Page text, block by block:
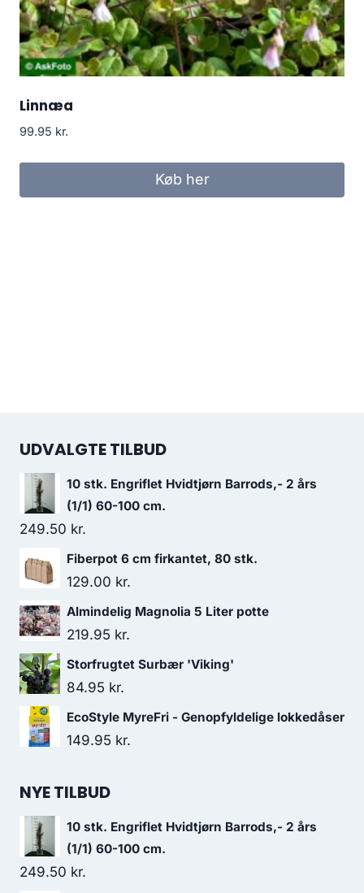
Linnæa
99.95 kr.
Køb her
UDVALGTE TILBUD
10 stk. Engriflet Hvidtjørn Barrods,- 2 års
(1/1) 60-100 cm.
249.50 kr.
Fiberpot 6 cm firkantet, 80 stk.
129.00 kr.
Almindelig Magnolia 5 Liter potte
219.95 kr.
Storfrugtet Surbær 'Viking'
84.95 kr.
EcoStyle MyreFri - Genopfyldelige lokkedåser
149.95 kr.
NYE TILBUD
10 stk. Engriflet Hvidtjørn Barrods,- 2 års
(1/1) 60-100 cm.
249.50 kr.